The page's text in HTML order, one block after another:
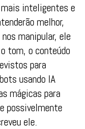
inteligentes e
melhor,
manipular, ele
tom, o conteúdo
para
usando IA
mágicas para
possivelmente
ele.